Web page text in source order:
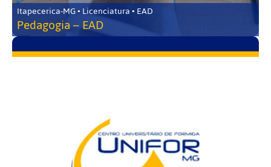
Itapecerica-MG • Licenciatura • EAD
Pedagogia – EAD